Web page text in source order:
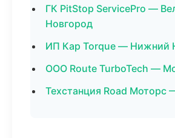
ГК PitStop ServicePro —
Новгород
ИП Кар Torque — Нижний
ООО Route TurboTech —
Техстанция Road Моторс